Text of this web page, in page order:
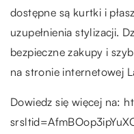
dostępne są kurtki i
uzupełnienia stylizacji.
bezpieczne zakupy i
na stronie internetowej
Dowiedz się więcej na: